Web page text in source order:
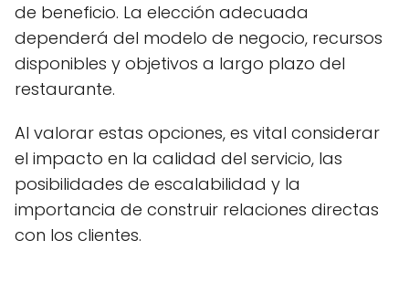
de beneficio. La elección adecuada
dependerá del modelo de negocio, recursos
disponibles y objetivos a largo plazo del
restaurante.
Al valorar estas opciones, es vital considerar
el impacto en la calidad del servicio, las
posibilidades de escalabilidad y la
importancia de construir relaciones directas
con los clientes.